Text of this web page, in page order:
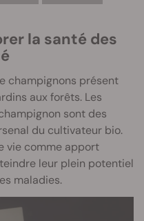
la santé des
champignons présent
aux forêts. Les
sont des
du cultivateur bio.
vie comme apport
leur plein potentiel
maladies.